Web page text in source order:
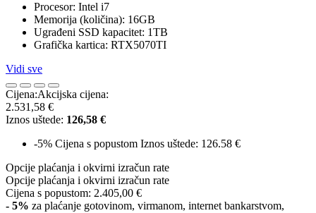
Procesor: Intel i7
Memorija (količina): 16GB
Ugrađeni SSD kapacitet: 1TB
Grafička kartica: RTX5070TI
Vidi sve
Cijena:Akcijska cijena:
2.531,58 €
Iznos uštede: 126,58 €
-5% Cijena s popustom Iznos uštede: 126.58 €
Opcije plaćanja i okvirni izračun rate
Opcije plaćanja i okvirni izračun rate
Cijena s popustom: 2.405,00 €
- 5% za plaćanje gotovinom, virmanom, internet bankarstvom,